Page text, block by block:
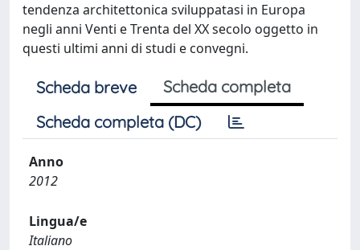
tendenza architettonica sviluppatasi in Europa
negli anni Venti e Trenta del XX secolo oggetto in
questi ultimi anni di studi e convegni.
Scheda breve
Scheda completa
Scheda completa (DC)
Anno
2012
Lingua/e
Italiano